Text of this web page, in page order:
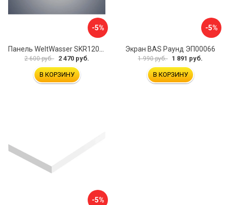
-5%
2 600 руб. 2 470 руб.
В КОРЗИНУ
-5%
Экран BAS Раунд ЭП00066
1 990 руб. 1 891 руб.
В КОРЗИНУ
-5%